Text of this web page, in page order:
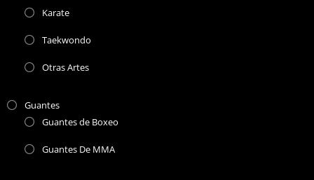
Karate
Taekwondo
Otras Artes
Guantes
Guantes de Boxeo
Guantes De MMA